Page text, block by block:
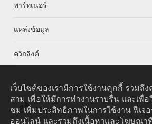
พาร์ทเนอร์
แหล่งข้อมูล
ควิกลิงค์
HUAWEI eKit App
Huawei HiKnow App
เว็บไซต์ของเรามีการใช้งานคุกกี้ รวมถึ
สาม เพื่อให้มีการทำงานราบรื่น และเพื่อ
ชม เพิ่มประสิทธิภาพในการใช้งาน ฟีเจ
ออนไลน์ และรวมถึงเนื้อหาและโฆษณา